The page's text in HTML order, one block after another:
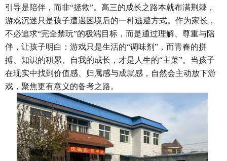
引导是陪伴，而非“拯救”。高三的成长之路本就布满荆棘，
游戏沉迷只是孩子遭遇困境后的一种逃避方式。作为家长，
不必追求“完全禁玩”的极端目标，而是通过理解、尊重与陪
伴，让孩子明白：游戏只是生活的“调味剂”，而青春的拼
搏、知识的积累、自我的成长，才是人生的“主菜”。当孩子
在现实中找到价值感、归属感与成就感，自然会主动放下游
戏，聚焦更有意义的备考之路。